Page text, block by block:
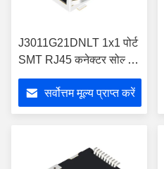
J3011G21DNLT 1x1 पोर्ट
SMT RJ45 कनेक्टर सोल्डर
टर्मिनेशन 10/100M के साथ
सर्वोत्तम मूल्य प्राप्त करें